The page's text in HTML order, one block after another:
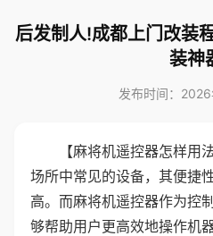
后发制人!成都上门改装
装神
发布时间：
【麻将机遥控器怎样用
场所中常见的设备，其便捷
高。而麻将机遥控器作为控
够帮助用户更高效地操作机器